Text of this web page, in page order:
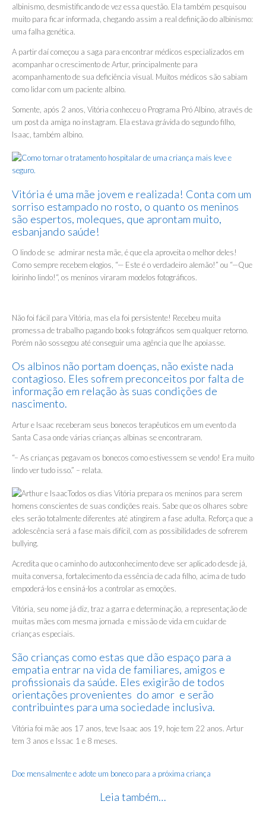
albinismo, desmistificando de vez essa questão. Ela também pesquisou
muito para ficar informada, chegando assim a real definição do albinismo:
uma falha genética.
A partir daí começou a saga para encontrar médicos especializados em
acompanhar o crescimento de Artur, principalmente para
acompanhamento de sua deficiência visual. Muitos médicos são sabiam
como lidar com um paciente albino.
Somente, após 2 anos, Vitória conheceu o Programa Pró Albino, através de
um post da amiga no instagram. Ela estava grávida do segundo filho,
Isaac, também albino.
Vitória é uma mãe jovem e realizada! Conta com um
sorriso estampado no rosto, o quanto os meninos
são espertos, moleques, que aprontam muito,
esbanjando saúde!
O lindo de se admirar nesta mãe, é que ela aproveita o melhor deles!
Como sempre recebem elogios, “— Este é o verdadeiro alemão!” ou “—Que
loirinho lindo!“, os meninos viraram modelos fotográficos.
Não foi fácil para Vitória, mas ela foi persistente! Recebeu muita
promessa de trabalho pagando books fotográficos sem qualquer retorno.
Porém não sossegou até conseguir uma agência que lhe apoiasse.
Os albinos não portam doenças, não existe nada
contagioso. Eles sofrem preconceitos por falta de
informação em relação às suas condições de
nascimento.
Artur e Isaac receberam seus bonecos terapêuticos em um evento da
Santa Casa onde várias crianças albinas se encontraram.
“– As crianças pegavam os bonecos como estivessem se vendo! Era muito
lindo ver tudo isso.” – relata.
Todos os dias Vitória prepara os meninos para serem
homens conscientes de suas condições reais. Sabe que os olhares sobre
eles serão totalmente diferentes até atingirem a fase adulta. Reforça que a
adolescência será a fase mais difícil, com as possibilidades de sofrerem
bullying.
Acredita que o caminho do autoconhecimento deve ser aplicado desde já,
muita conversa, fortalecimento da essência de cada filho, acima de tudo
empoderá-los e ensiná-los a controlar as emoções.
Vitória, seu nome já diz, traz a garra e determinação, a representação de
muitas mães com mesma jornada e missão de vida em cuidar de
crianças especiais.
São crianças como estas que dão espaço para a
empatia entrar na vida de familiares, amigos e
profissionais da saúde. Eles exigirão de todos
orientações provenientes do amor e serão
contribuintes para uma sociedade inclusiva.
Vitória foi mãe aos 17 anos, teve Isaac aos 19, hoje tem 22 anos. Artur
tem 3 anos e Issac 1 e 8 meses.
Doe mensalmente e adote um boneco para a próxima criança
Leia também…